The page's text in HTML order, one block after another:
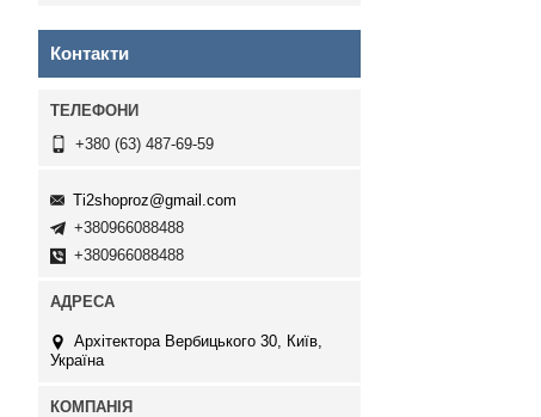
Контакти
+380 (63) 487-69-59
Ti2shoproz@gmail.com
+380966088488
+380966088488
Архітектора Вербицького 30, Київ,
Україна